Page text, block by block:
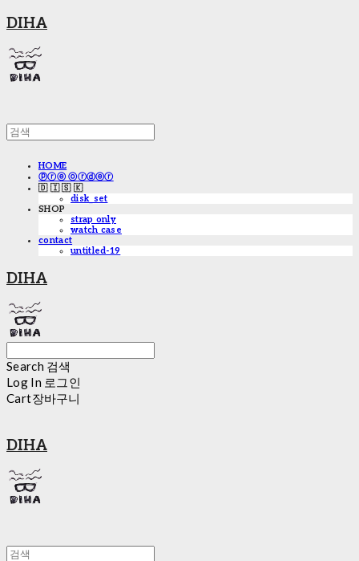
DIHA
HOME
ⓟⓡⓔ ⓞⓡⓓⓔⓡ
🇩 🇮 🇸 🇰
disk_set
SHOP
strap only
watch case
contact
untitled-19
DIHA
Search 검색
Log In 로그인
Cart장바구니
DIHA